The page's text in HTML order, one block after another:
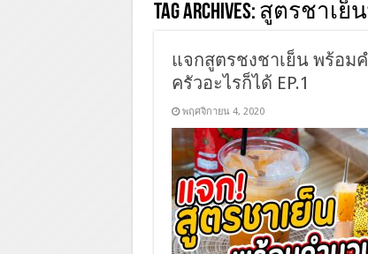
Tag Archives: สูตรชาเย็
แจกสูตรชงชาเย็น พร้อ
ครัวอะไรก็ได้ EP.1
พฤศจิกายน 4, 2020